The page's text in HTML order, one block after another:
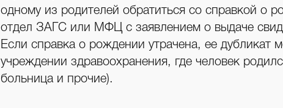
одному из родителей обратиться со справкой о
отдел ЗАГС или МФЦ с заявлением о выдаче
Если справка о рождении утрачена, ее дубликат
учреждении здравоохранения, где человек
больница и прочие).